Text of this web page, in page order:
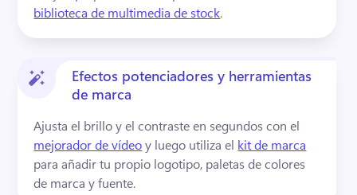
biblioteca de multimedia de stock.
Efectos potenciadores y herramientas
de marca
Ajusta el brillo y el contraste en segundos con el
mejorador de vídeo y luego utiliza el kit de marca
para añadir tu propio logotipo, paletas de colores
de marca y fuente.